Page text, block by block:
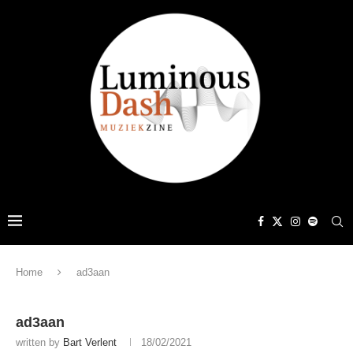
Home ad3aan
ad3aan
written by Bart Verlent 18/02/2021